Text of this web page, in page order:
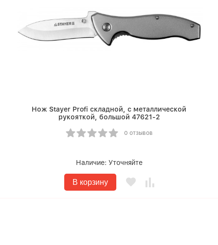
Нож Stayer Profi складной, с металлической
рукояткой, большой 47621-2
0 отзывов
Наличие: Уточняйте
В корзину